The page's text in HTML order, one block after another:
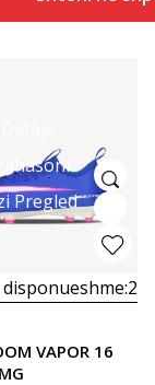
Pregled
2
VAPOR 16